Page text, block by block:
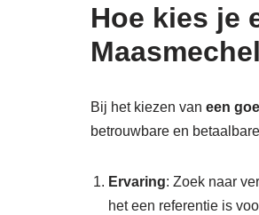
Hoe kies je
Bij het kiezen van een
betrouwbare en
Ervaring: Zoek naar
het een referentie is